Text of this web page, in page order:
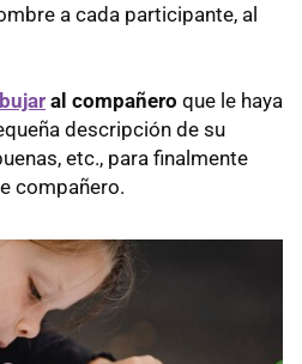
a cada participante, al
al compañero que le haya
descripción de su
etc., para finalmente
compañero.